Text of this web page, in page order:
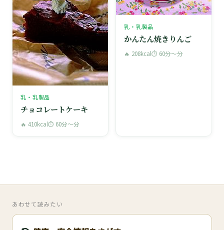
乳・乳製品
チョコレートケーキ
🔥 410kcal⏱ 60分〜分
乳・乳製品
かんたん焼きりんご
🔥 208kcal⏱ 60分〜分
あわせて読みたい